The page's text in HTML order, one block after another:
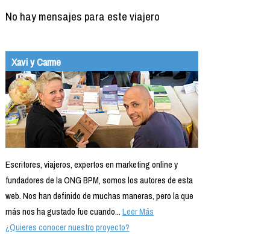
No hay mensajes para este viajero
Xavi y Carme
Escritores, viajeros, expertos en marketing online y
fundadores de la ONG BPM, somos los autores de esta
web. Nos han definido de muchas maneras, pero la que
más nos ha gustado fue cuando...Leer Más
¿Quieres conocer nuestro proyecto?